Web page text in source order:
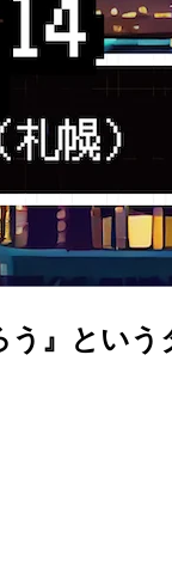
』とい